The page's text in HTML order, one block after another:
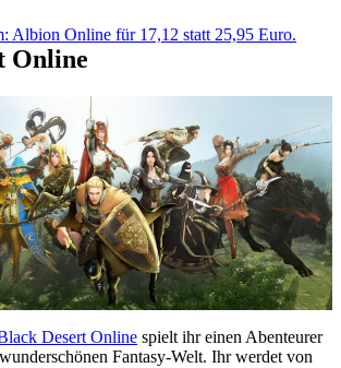
Albion Online für 17,12 statt 25,95 Euro.
Online
Desert Online spielt ihr einen Abenteurer
Fantasy-Welt. Ihr werdet von